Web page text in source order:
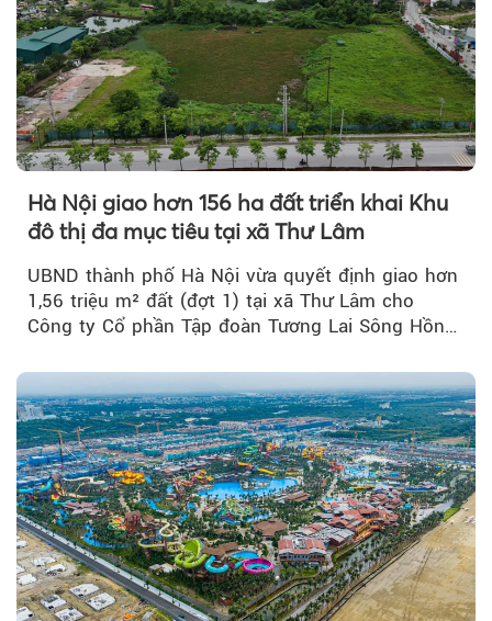
Hà Nội giao hơn 156 ha đất triển khai Khu
đô thị đa mục tiêu tại xã Thư Lâm
UBND thành phố Hà Nội vừa quyết định giao hơn
1,56 triệu m² đất (đợt 1) tại xã Thư Lâm cho
Công ty Cổ phần Tập đoàn Tương Lai Sông Hồng